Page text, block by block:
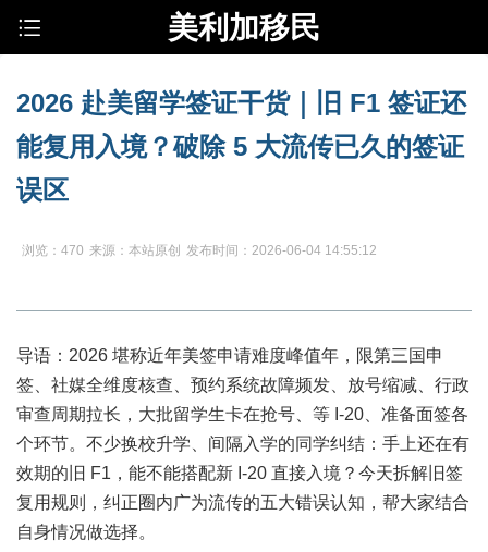
美利加移民
2026 赴美留学签证干货｜旧 F1 签证还
能复用入境？破除 5 大流传已久的签证
误区
浏览：470 来源：本站原创 发布时间：2026-06-04 14:55:12
导语：2026 堪称近年美签申请难度峰值年，限第三国申
签、社媒全维度核查、预约系统故障频发、放号缩减、行政
审查周期拉长，大批留学生卡在抢号、等 I-20、准备面签各
个环节。不少换校升学、间隔入学的同学纠结：手上还在有
效期的旧 F1，能不能搭配新 I-20 直接入境？今天拆解旧签
复用规则，纠正圈内广为流传的五大错误认知，帮大家结合
自身情况做选择。